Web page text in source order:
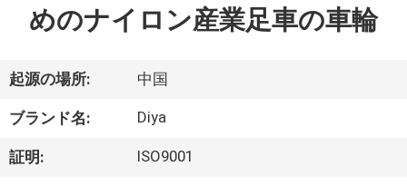
ダ
ク
ト
めのナイロン産業足車の車輪
起源の場所: 中国
ブランド名: Diya
証明: ISO9001